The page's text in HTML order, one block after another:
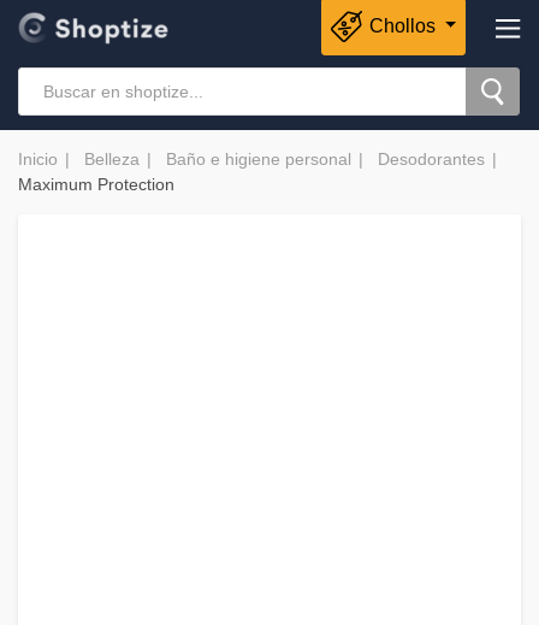
Chollos
Inicio Belleza Baño e higiene personal
Desodorantes
Maximum Protection